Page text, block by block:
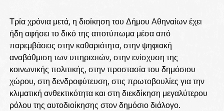
Τρία χρόνια μετά, η διοίκηση του Δήμου Αθηναίων έχει
ήδη αφήσει το δικό της αποτύπωμα μέσα από
παρεμβάσεις στην καθαριότητα, στην ψηφιακή
αναβάθμιση των υπηρεσιών, στην ενίσχυση της
κοινωνικής πολιτικής, στην προστασία του δημόσιου
χώρου, στη δενδροφύτευση, στις πρωτοβουλίες για την
κλιματική ανθεκτικότητα και στη διεκδίκηση μεγαλύτερου
ρόλου της αυτοδιοίκησης στον δημόσιο διάλογο.